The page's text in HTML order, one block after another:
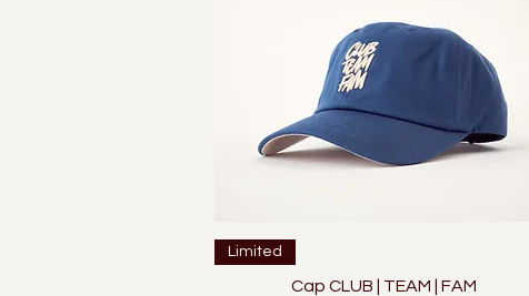
Limited
Cap CLUB | TEAM | FAM